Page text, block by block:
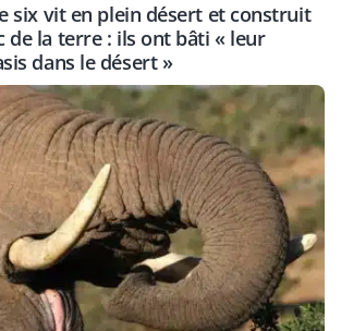
six vit en plein désert et construit
de la terre : ils ont bâti « leur
dans le désert »